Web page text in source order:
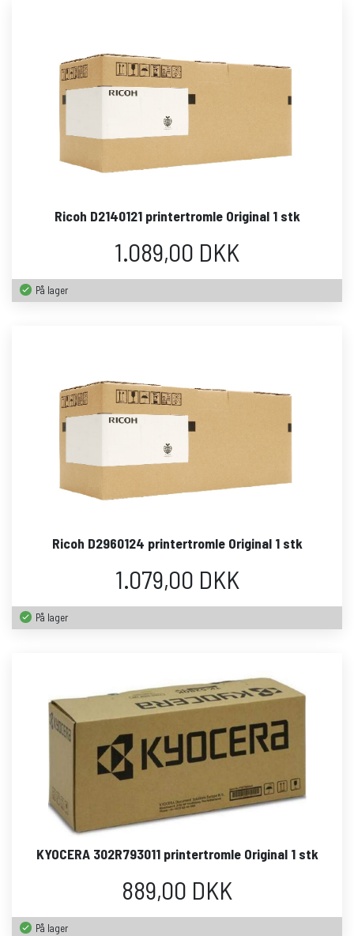
Ricoh D2140121 printertromle Original 1 stk
1.089,00 DKK
På lager
Ricoh D2960124 printertromle Original 1 stk
1.079,00 DKK
På lager
KYOCERA 302R793011 printertromle Original 1 stk
889,00 DKK
På lager